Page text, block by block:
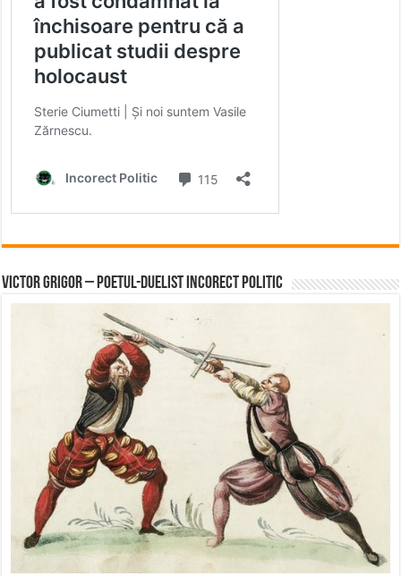
Victor Grigor – Poetul-Duelist Incorect Politic